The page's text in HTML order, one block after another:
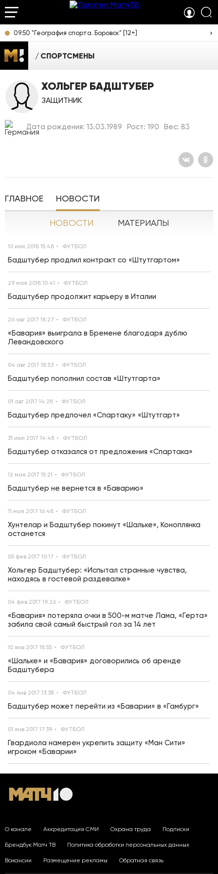
09:50 "География спорта. Боровск" [12+]
СПОРТСМЕНЫ
ХОЛЬГЕР БАДШТУБЕР
ЗАЩИТНИК
Дата рождения: 13.03.1989 Рост: 190 Вес: 83
ГЛАВНОЕ НОВОСТИ
НОВОСТИ МАТЕРИАЛЫ
10 июл 2018 15:48 ФУТБОЛ
Бадштубер продлил контракт со «Штутгартом»
29 мая 2018 10:41 ФУТБОЛ
Бадштубер продолжит карьеру в Италии
26 авг 2017 18:27 ФУТБОЛ
«Бавария» выиграла в Бремене благодаря дублю
Левандовского
04 авг 2017 18:53 ФУТБОЛ
Бадштубер пополнил состав «Штутгарта»
01 авг 2017 14:28 ФУТБОЛ
Бадштубер предпочел «Спартаку» «Штутгарт»
31 июл 2017 14:48 ФУТБОЛ
Бадштубер отказался от предложения «Спартака»
12 мая 2017 15:21 ФУТБОЛ
Бадштубер не вернется в «Баварию»
11 мая 2017 16:48 ФУТБОЛ
Хунтелар и Бадштубер покинут «Шальке», Коноплянка
останется
05 фев 2017 10:17 ФУТБОЛ
Хольгер Бадштубер: «Испытал странные чувства,
находясь в гостевой раздевалке»
04 фев 2017 19:26 ФУТБОЛ
«Бавария» потеряла очки в 500-м матче Лама, «Герта»
забила свой самый быстрый гол за 14 лет
10 янв 2017 18:55 ФУТБОЛ
«Шальке» и «Бавария» договорились об аренде
Бадштубера
04 янв 2017 13:38 ФУТБОЛ
Бадштубер может перейти из «Баварии» в «Гамбург»
01 янв 2017 17:39 ФУТБОЛ
Гвардиола намерен укрепить защиту «Ман Сити»
игроком «Баварии»
О канале Аккредитация СМИ Охрана труда Подписки
Брендбук Матч ТВ Политика обработки персональных данных
Вакансии Размещение рекламы Обратная связь